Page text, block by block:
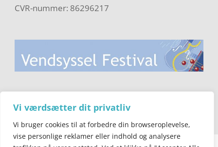
Vi værdsætter dit privatliv
Vi bruger cookies til at forbedre din browseroplevelse,
vise personlige reklamer eller indhold og analysere
CVR-nummer: 86296217